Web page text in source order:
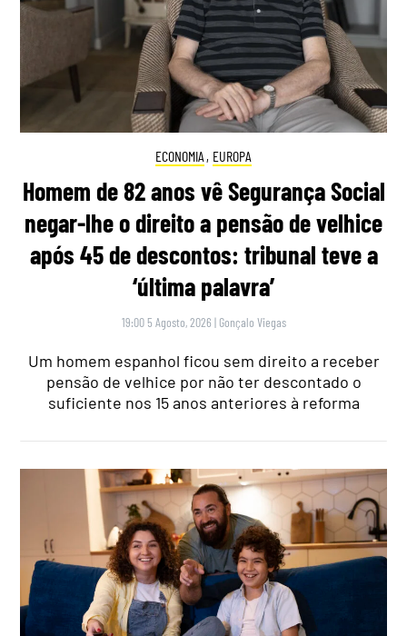
ECONOMIA , EUROPA
Homem de 82 anos vê Segurança Social
negar-lhe o direito a pensão de velhice
após 45 de descontos: tribunal teve a
‘última palavra’
19:00 5 Agosto, 2026 | Gonçalo Viegas
Um homem espanhol ficou sem direito a receber
pensão de velhice por não ter descontado o
suficiente nos 15 anos anteriores à reforma